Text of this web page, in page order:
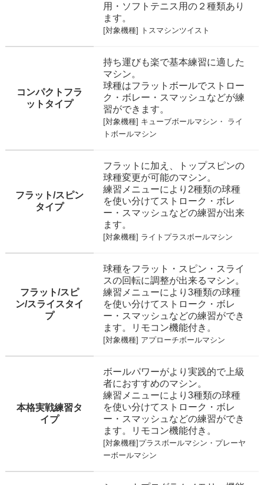
用・ソフトテニス用の２種類あり
ます。
[対象機種] トスマシンツイスト
コンパクトフラ
ットタイプ
持ち運びも楽で基本練習に適した
マシン。
球種はフラットボールでストロー
ク・ボレー・スマッシュなどが練
習ができます。
[対象機種] キューブボールマシン ・ ライ
トボールマシン
フラット/スピン
タイプ
フラットに加え、トップスピンの
球種変更が可能のマシン。
練習メニューにより2種類の球種
を使い分けてストローク・ボレ
ー・スマッシュなどの練習が出来
ます。
[対象機種] ライトプラスボールマシン
フラット/スピ
ン/スライスタイ
プ
球種をフラット・スピン・スライ
スの回転に調整が出来るマシン。
練習メニューにより3種類の球種
を使い分けてストローク・ボレ
ー・スマッシュなどの練習ができ
ます。リモコン機能付き。
[対象機種] アプローチボールマシン
本格実戦練習タ
イプ
ボールパワーがより実践的で上級
者におすすめのマシン。
練習メニューにより3種類の球種
を使い分けてストローク・ボレ
ー・スマッシュなどの練習ができ
ます。リモコン機能付き。
[対象機種]プラスボールマシン ・プレーヤ
ーボールマシン